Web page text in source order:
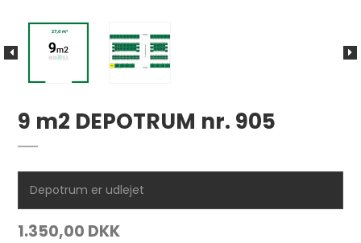
9 m2 DEPOTRUM nr. 905
Depotrum er udlejet
1.350,00 DKK